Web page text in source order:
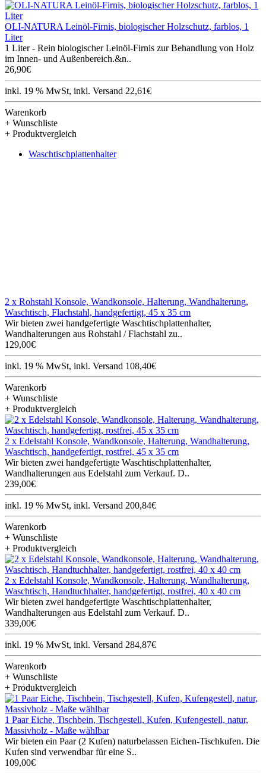
OLI-NATURA Leinöl-Firnis, biologischer Holzschutz, farblos, 1
Liter
1 Liter - Rein biologischer Leinöl-Firnis zur Behandlung von Holz
im Innen- und Außenbereich.&n..
26,90€
inkl. 19 % MwSt, inkl. Versand 22,61€
Warenkorb
+ Wunschliste
+ Produktvergleich
Waschtischplattenhalter
2 x Rohstahl Konsole, Wandkonsole, Halterung, Wandhalterung,
Waschtisch, Flachstahl, handgefertigt, 45 x 35 cm
Wir bieten zwei handgefertigte Waschtischplattenhalter,
Wandhalterungen aus Rohstahl / Flachstahl zu..
129,00€
inkl. 19 % MwSt, inkl. Versand 108,40€
Warenkorb
+ Wunschliste
+ Produktvergleich
2 x Edelstahl Konsole, Wandkonsole, Halterung, Wandhalterung,
Waschtisch, handgefertigt, rostfrei, 45 x 35 cm
Wir bieten zwei handgefertigte Waschtischplattenhalter,
Wandhalterungen aus Edelstahl zum Verkauf. D..
239,00€
inkl. 19 % MwSt, inkl. Versand 200,84€
Warenkorb
+ Wunschliste
+ Produktvergleich
2 x Edelstahl Konsole, Wandkonsole, Halterung, Wandhalterung,
Waschtisch, Handtuchhalter, handgefertigt, rostfrei, 40 x 40 cm
Wir bieten zwei handgefertigte Waschtischplattenhalter,
Wandhalterungen aus Edelstahl zum Verkauf. D..
339,00€
inkl. 19 % MwSt, inkl. Versand 284,87€
Warenkorb
+ Wunschliste
+ Produktvergleich
1 Paar Eiche, Tischbein, Tischgestell, Kufen, Kufengestell, natur,
Massivholz - Maße wählbar
Wir bieten ein Paar (2 Kufen) naturbelassen Eichen-Tischkufen. Die
Kufen sind verwendbar für eine S..
109,00€